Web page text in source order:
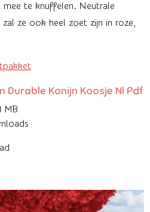
te knuffelen. Neutrale
ze ook heel zoet zijn in roze,
Durable Konijn Koosje Nl Pdf
MB